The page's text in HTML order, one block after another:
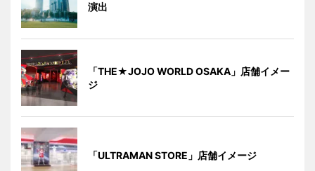
演出
「THE★JOJO WORLD OSAKA」店舗イメー
ジ
「ULTRAMAN STORE」店舗イメージ